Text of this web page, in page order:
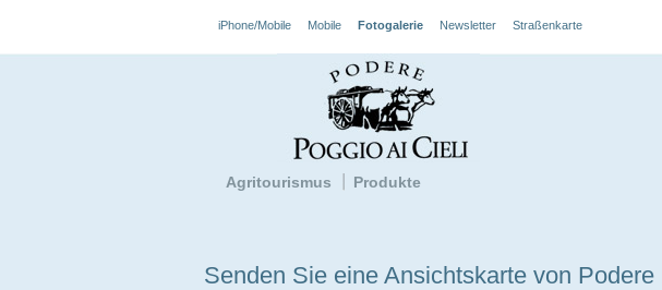
iPhone/Mobile Mobile Fotogalerie Newsletter Straßenkarte
Agritourismus Produkte
Senden Sie eine Ansichtskarte von